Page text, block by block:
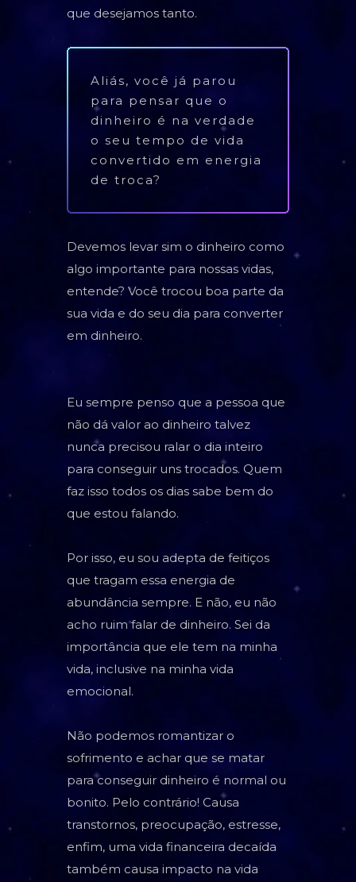
que desejamos tanto.
Aliás, você já parou
para pensar que o
dinheiro é na verdade
o seu tempo de vida
convertido em energia
de troca?
Devemos levar sim o dinheiro como
algo importante para nossas vidas,
entende? Você trocou boa parte da
sua vida e do seu dia para converter
em dinheiro.
Eu sempre penso que a pessoa que
não dá valor ao dinheiro talvez
nunca precisou ralar o dia inteiro
para conseguir uns trocados. Quem
faz isso todos os dias sabe bem do
que estou falando.
Por isso, eu sou adepta de feitiços
que tragam essa energia de
abundância sempre. E não, eu não
acho ruim falar de dinheiro. Sei da
importância que ele tem na minha
vida, inclusive na minha vida
emocional.
Não podemos romantizar o
sofrimento e achar que se matar
para conseguir dinheiro é normal ou
bonito. Pelo contrário! Causa
transtornos, preocupação, estresse,
enfim, uma vida financeira decaída
também causa impacto na vida